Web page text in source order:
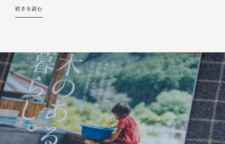
続きを読む